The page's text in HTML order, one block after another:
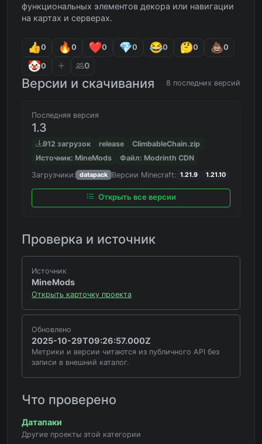
функциональных элементов декора или навигации
на картах и серверах.
0 0 0 0 0 0 0
0 0
Версии и скачивания 8 последних версий
Последняя версия
1.3
912 загрузок release
ClimbableChain.zip
Источник: MineMods
Файл: Modrinth CDN
Загрузчики: datapack Версии Minecraft: 1.21.9 1.21.10
Открыть все версии
Проверка и источник
Источник
MineMods
Открыть карточку проекта
Обновлено
2025-10-29T09:26:57.000Z
Метрики и версии читаются из публичного API без
записи в внешний каталог.
Что проверено
Датапаки
Другие проекты этой категории